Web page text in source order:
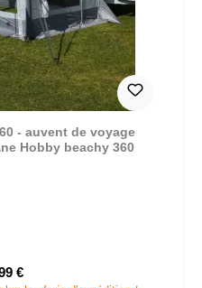
- auvent de voyage
Hobby beachy 360
de vente :
€